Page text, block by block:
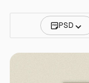
PSD